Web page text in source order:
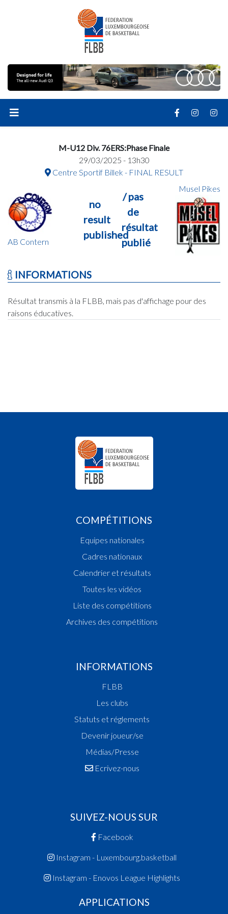
M-U12 Div. 76ERS:Phase Finale
29/03/2025 - 13h30
Centre Sportif Billek - FINAL RESULT
AB Contern
no
result
published
/ pas
de
résultat
publié
Musel Pikes
INFORMATIONS
Résultat transmis à la FLBB, mais pas d'affichage pour des
raisons éducatives.
COMPÉTITIONS
Equipes nationales
Cadres nationaux
Calendrier et résultats
Toutes les vidéos
Liste des compétitions
Archives des compétitions
INFORMATIONS
FLBB
Les clubs
Statuts et réglements
Devenir joueur/se
Médias/Presse
Ecrivez-nous
SUIVEZ-NOUS SUR
Facebook
Instagram - Luxembourg.basketball
Instagram - Enovos League Highlights
APPLICATIONS